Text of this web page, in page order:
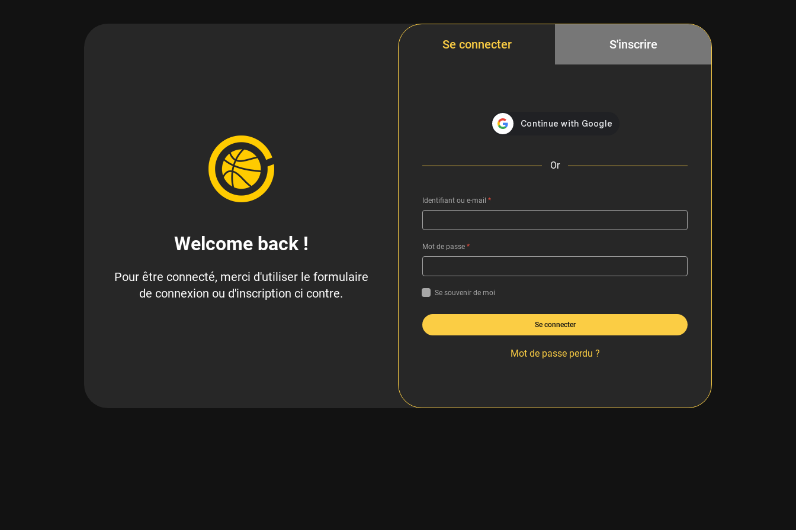
Welcome back !
Pour être connecté, merci d'utiliser le formulaire
de connexion ou d'inscription ci contre.
Se connecter S'inscrire
Or
Identifiant ou e-mail *
Mot de passe *
Se souvenir de moi
Se connecter
Mot de passe perdu ?